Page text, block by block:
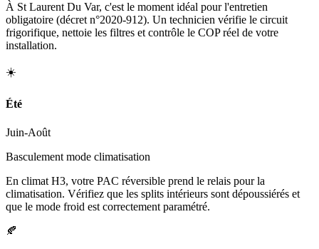
À St Laurent Du Var, c'est le moment idéal pour l'entretien
obligatoire (décret n°2020-912). Un technicien vérifie le circuit
frigorifique, nettoie les filtres et contrôle le COP réel de votre
installation.
☀️
Été
Juin-Août
Basculement mode climatisation
En climat H3, votre PAC réversible prend le relais pour la
climatisation. Vérifiez que les splits intérieurs sont dépoussiérés et
que le mode froid est correctement paramétré.
🍂